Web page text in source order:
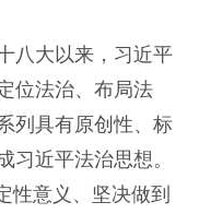
八大以来，习近平
位法治、布局法
列具有原创性、标
习近平法治思想。
性意义、坚决做到